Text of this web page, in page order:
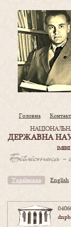
Головна
ДЕРЖАВНА
ІМЕНІ
Українська English